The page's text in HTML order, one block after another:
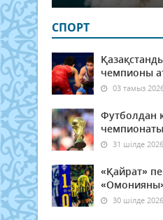
СПОРТ
чемпионы
03 тамыз
Футболдан
31 шілде
«Қайрат»
30 шілде